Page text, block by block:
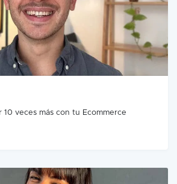
10 veces más con tu Ecommerce